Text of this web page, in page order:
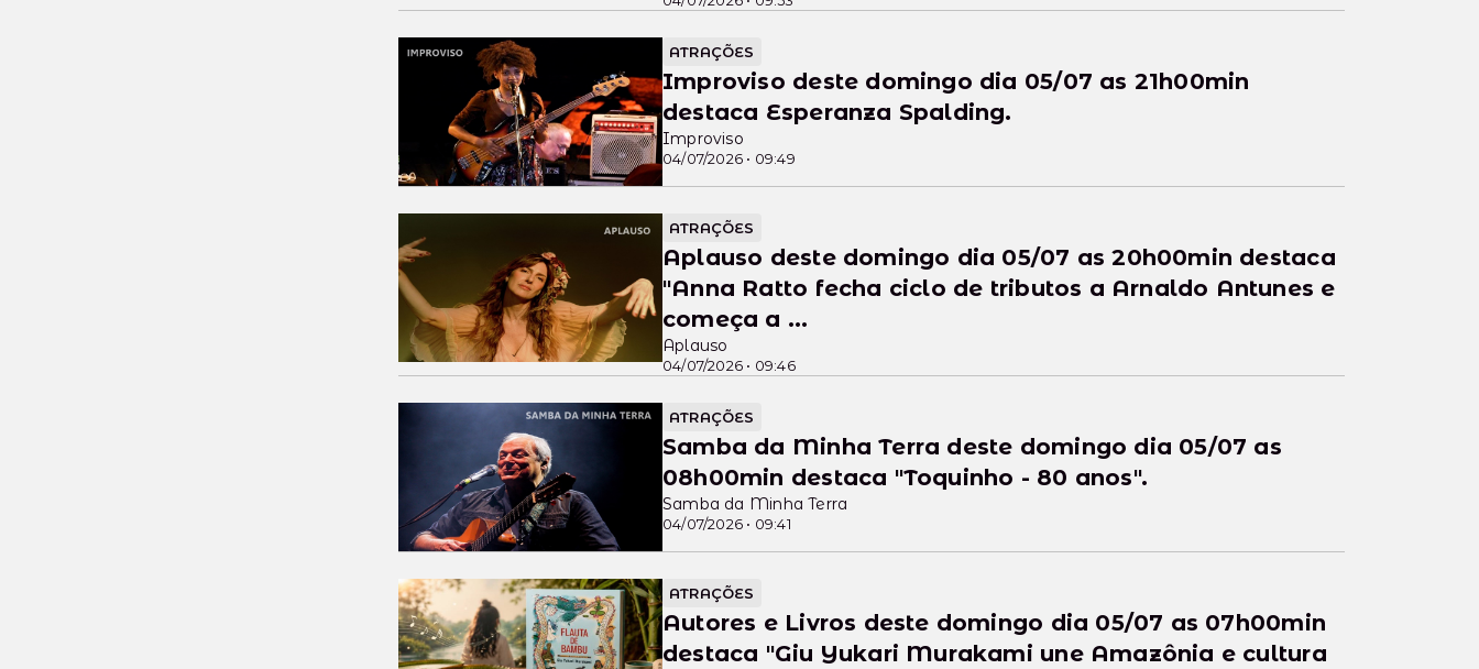
ATRAÇÕES
04/07/2026 • 09:49
Improviso deste domingo dia 05/07 as 21h00min
destaca Esperanza Spalding.
Improviso
ATRAÇÕES
04/07/2026 • 09:46
Aplauso deste domingo dia 05/07 as 20h00min destaca
"Anna Ratto fecha ciclo de tributos a Arnaldo Antunes e
começa a ...
Aplauso
ATRAÇÕES
04/07/2026 • 09:41
Samba da Minha Terra deste domingo dia 05/07 as
08h00min destaca "Toquinho - 80 anos".
Samba da Minha Terra
ATRAÇÕES
Autores e Livros deste domingo dia 05/07 as 07h00min
destaca "Giu Yukari Murakami une Amazônia e cultura